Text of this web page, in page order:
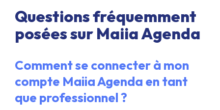
Questions fréquemment
posées sur Maiia Agenda
Comment se connecter à mon
compte Maiia Agenda en tant
que professionnel ?